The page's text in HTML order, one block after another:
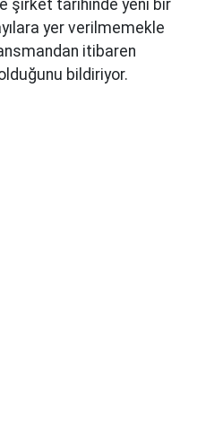
şirket tarihinde yeni bir
yer verilmemekle
itibaren
bildiriyor.